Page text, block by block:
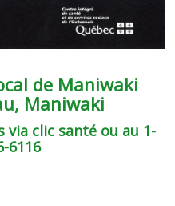
de Maniwaki
Maniwaki
via clic santé ou au 1-
6116